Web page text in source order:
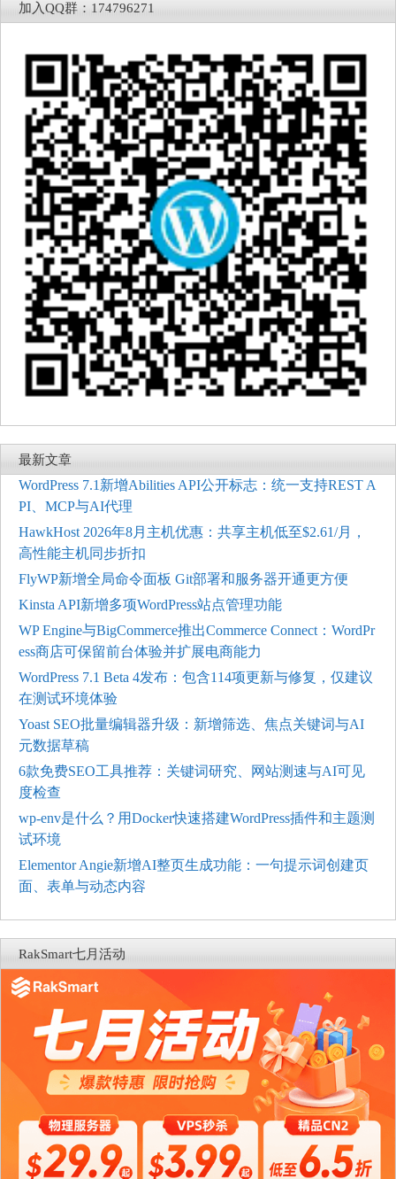
加入QQ群：174796271
最新文章
WordPress 7.1新增Abilities API公开标志：统一支持REST A
PI、MCP与AI代理
HawkHost 2026年8月主机优惠：共享主机低至$2.61/月，
高性能主机同步折扣
FlyWP新增全局命令面板 Git部署和服务器开通更方便
Kinsta API新增多项WordPress站点管理功能
WP Engine与BigCommerce推出Commerce Connect：WordPr
ess商店可保留前台体验并扩展电商能力
WordPress 7.1 Beta 4发布：包含114项更新与修复，仅建议
在测试环境体验
Yoast SEO批量编辑器升级：新增筛选、焦点关键词与AI
元数据草稿
6款免费SEO工具推荐：关键词研究、网站测速与AI可见
度检查
wp-env是什么？用Docker快速搭建WordPress插件和主题测
试环境
Elementor Angie新增AI整页生成功能：一句提示词创建页
面、表单与动态内容
RakSmart七月活动